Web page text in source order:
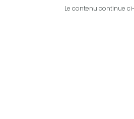
Le contenu continue